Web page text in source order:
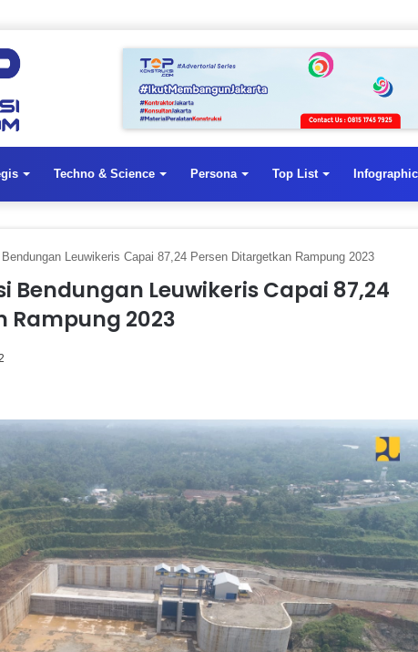
Techno & Science Persona Top List Infographic
Leuwikeris Capai 87,24 Persen Ditargetkan Rampung 2023
Bendungan Leuwikeris Capai 87,24
Rampung 2023